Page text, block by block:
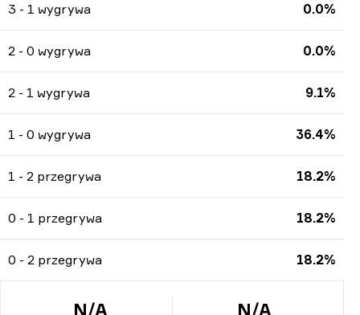
3 - 1 wygrywa 0.0%
2 - 0 wygrywa 0.0%
2 - 1 wygrywa 9.1%
1 - 0 wygrywa 36.4%
1 - 2 przegrywa 18.2%
0 - 1 przegrywa 18.2%
0 - 2 przegrywa 18.2%
N/A N/A